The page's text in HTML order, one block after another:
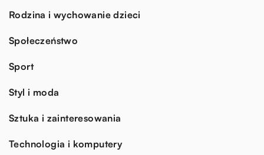
Rodzina i wychowanie dzieci
Społeczeństwo
Sport
Styl i moda
Sztuka i zainteresowania
Technologia i komputery